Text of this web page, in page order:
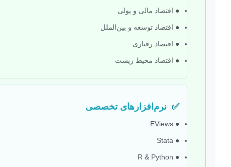
● اقتصاد مالی و پولی
● اقتصاد توسعه و بین‌الملل
● اقتصاد رفتاری
● اقتصاد محیط زیست
✅ نرم‌افزارهای تخصصی
● EViews
● Stata
● R & Python